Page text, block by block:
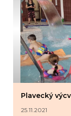
Plavecký
25.11.2021